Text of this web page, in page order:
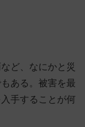
ど、なにかと災
ある。被害を最
手することが何